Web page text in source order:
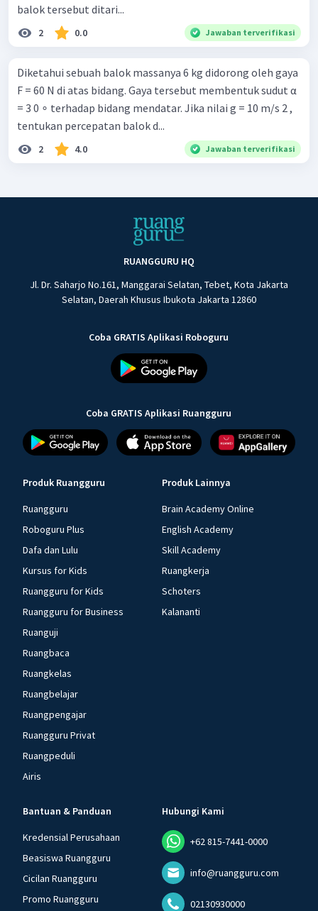
balok tersebut ditari...
2 0.0 Jawaban terverifikasi
Diketahui sebuah balok massanya 6 kg didorong oleh gaya
F = 60 N di atas bidang. Gaya tersebut membentuk sudut α
= 3 0 ∘ terhadap bidang mendatar. Jika nilai g = 10 m/s 2 ,
tentukan percepatan balok d...
2 4.0 Jawaban terverifikasi
RUANGGURU HQ
Jl. Dr. Saharjo No.161, Manggarai Selatan, Tebet, Kota Jakarta
Selatan, Daerah Khusus Ibukota Jakarta 12860
Coba GRATIS Aplikasi Roboguru
Coba GRATIS Aplikasi Ruangguru
Produk Ruangguru
Ruangguru
Roboguru Plus
Dafa dan Lulu
Kursus for Kids
Ruangguru for Kids
Ruangguru for Business
Ruanguji
Ruangbaca
Ruangkelas
Ruangbelajar
Ruangpengajar
Ruangguru Privat
Ruangpeduli
Airis
Produk Lainnya
Brain Academy Online
English Academy
Skill Academy
Ruangkerja
Schoters
Kalananti
Bantuan & Panduan
Kredensial Perusahaan
Beasiswa Ruangguru
Cicilan Ruangguru
Promo Ruangguru
Hubungi Kami
+62 815-7441-0000
info@ruangguru.com
02130930000